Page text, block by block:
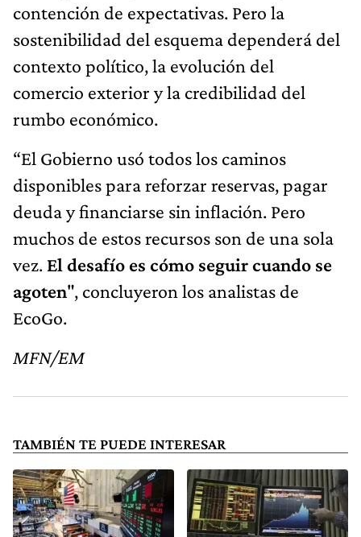
contención de expectativas. Pero la
sostenibilidad del esquema dependerá del
contexto político, la evolución del
comercio exterior y la credibilidad del
rumbo económico.
“El Gobierno usó todos los caminos
disponibles para reforzar reservas, pagar
deuda y financiarse sin inflación. Pero
muchos de estos recursos son de una sola
vez. El desafío es cómo seguir cuando se
agoten", concluyeron los analistas de
EcoGo.
MFN/EM
TAMBIÉN TE PUEDE INTERESAR